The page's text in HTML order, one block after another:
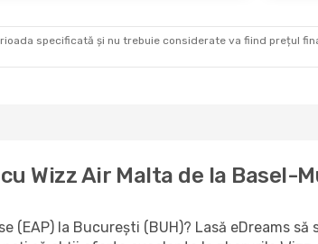
specificată și nu trebuie considerate va fiind prețul
Wizz Air Malta de la Basel-
(EAP) la București (BUH)? Lasă eDreams